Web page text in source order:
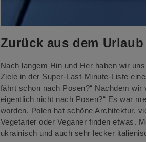
Zurück aus dem Urlaub
Nach langem Hin und Her haben wir
Ziele in der Super-Last-Minute-Liste
fährt schon nach Posen?“ Nachdem wir
eigentlich nicht nach Posen?“ Es war
worden. Polen hat schöne Architektur,
Vegetarier oder Veganer finden etwas.
ukrainisch und auch sehr lecker